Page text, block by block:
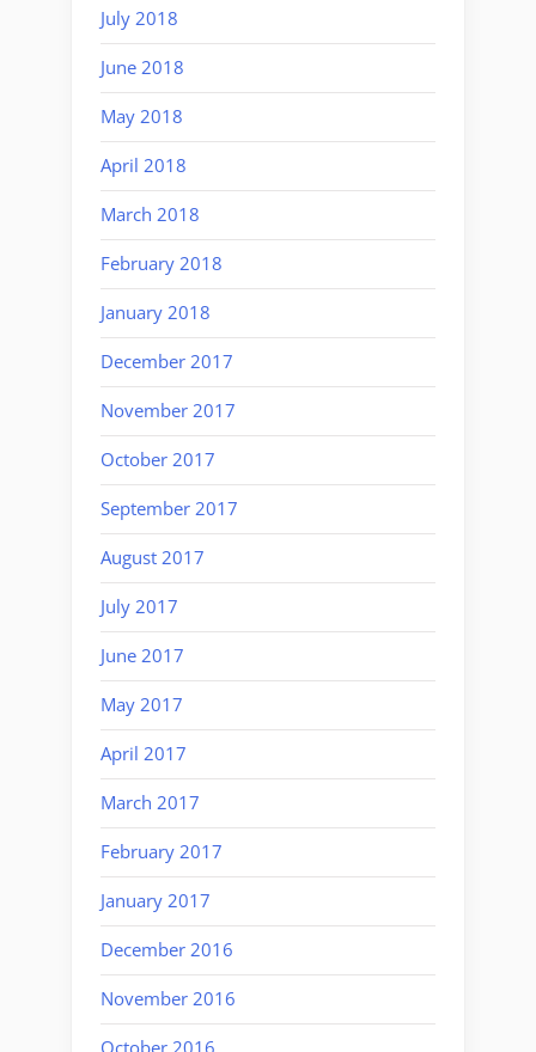
July 2018
June 2018
May 2018
April 2018
March 2018
February 2018
January 2018
December 2017
November 2017
October 2017
September 2017
August 2017
July 2017
June 2017
May 2017
April 2017
March 2017
February 2017
January 2017
December 2016
November 2016